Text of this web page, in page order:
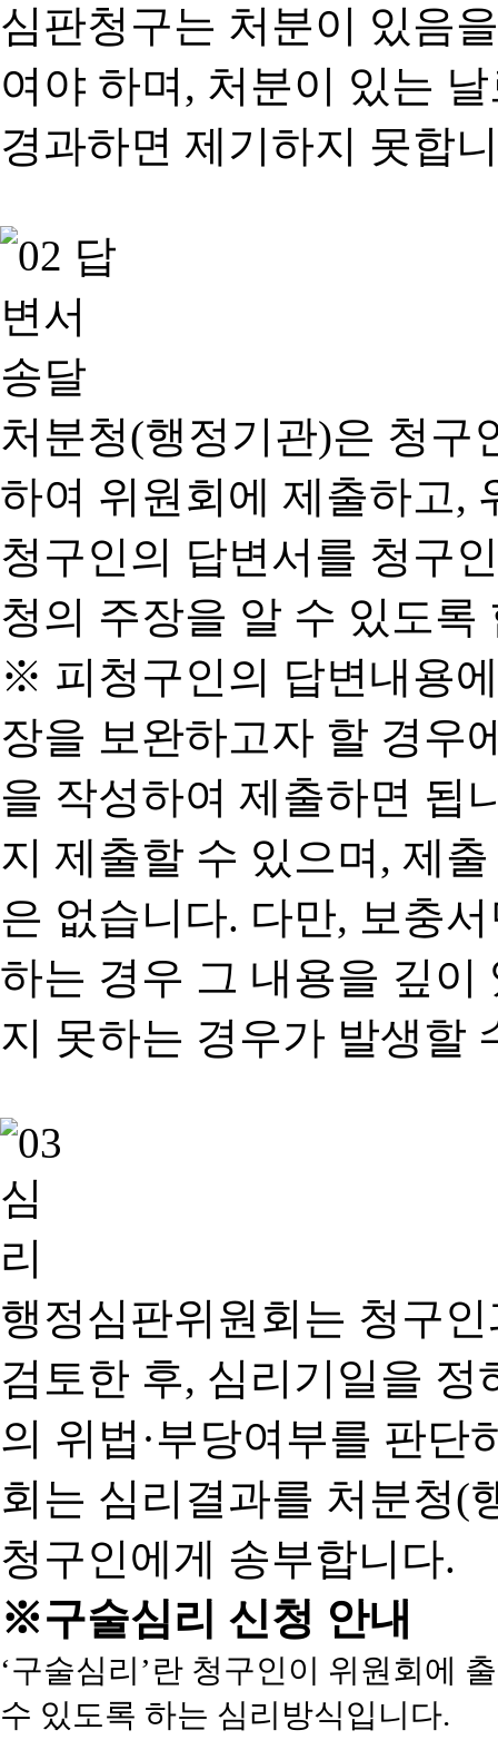
심판청구는 처분이 있음
여야 하며, 처분이 있는
경과하면 제기하지 못합
처분청(행정기관)은 청구
하여 위원회에 제출하고,
청구인의 답변서를 청구
청의 주장을 알 수 있도록
※ 피청구인의 답변내용
장을 보완하고자 할 경우
을 작성하여 제출하면 됩
지 제출할 수 있으며, 제
은 없습니다. 다만, 보충
하는 경우 그 내용을 깊이
지 못하는 경우가 발생할
행정심판위원회는 청구
검토한 후, 심리기일을 정
의 위법·부당여부를 판단
회는 심리결과를 처분청(
청구인에게 송부합니다.
※구술심리 신청 안내
‘구술심리’란 청구인이 위원회에
수 있도록 하는 심리방식입니다.